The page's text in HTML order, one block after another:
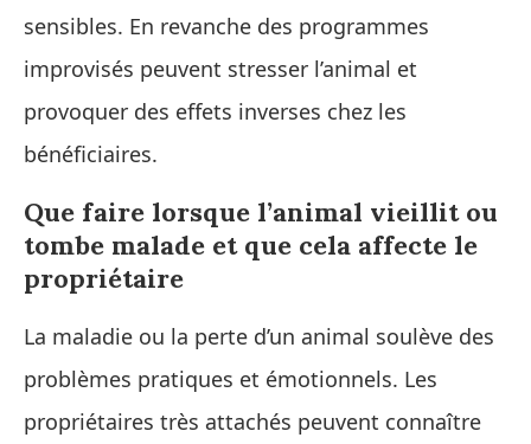
sensibles. En revanche des programmes
improvisés peuvent stresser l’animal et
provoquer des effets inverses chez les
bénéficiaires.
Que faire lorsque l’animal vieillit ou
tombe malade et que cela affecte le
propriétaire
La maladie ou la perte d’un animal soulève des
problèmes pratiques et émotionnels. Les
propriétaires très attachés peuvent connaître